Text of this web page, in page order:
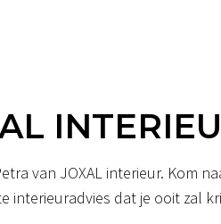
van JOXAL interieur. Kom
interieuradvies dat je ooit zal